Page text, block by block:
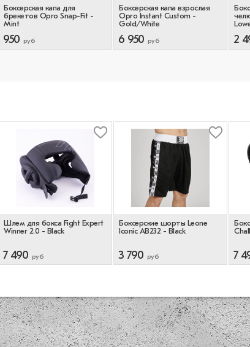
Боксерская капа для
брекетов Opro Snap-Fit -
Mint
950 руб
Боксерская капа взрослая
Opro Instant Custom -
Gold/White
6 950 руб 2
Шлем для бокса Fight Expert
Winner 2.0 - Black
7 490 руб
Боксерские шорты Leone
Iconic AB232 - Black
3 790 руб 7